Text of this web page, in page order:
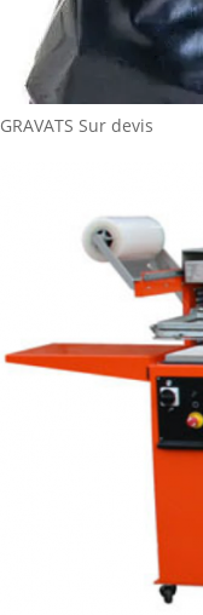
GRAVATS Sur devis